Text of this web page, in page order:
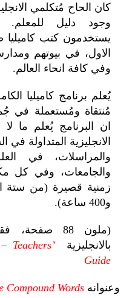
كان الحاح مُتكلمي
وجود دليل للمعلم.
يستخدمون كتب كاميليا
الاول، في بيوتهم
وفي كافة انحاء العالم.
يُعلم برنامج كاميليا
مُنتقاة ومُستعملة في
الانجليزية المتداولة
والمراسلات، في
والجامعات، وفي كل
و400 ساعة).
(ملون 88
بالانجليزيةTeachers’
Guide
وعنوانه Compound Words